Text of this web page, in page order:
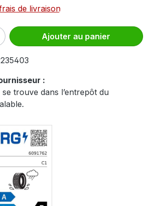
de livraison
produit : Entrez la
Ajouter au panier
:
trouve dans l’entrepôt du